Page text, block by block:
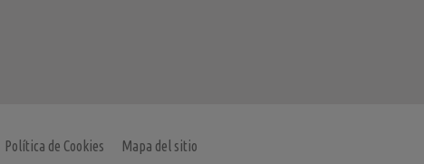
Política de Cookies Mapa del sitio